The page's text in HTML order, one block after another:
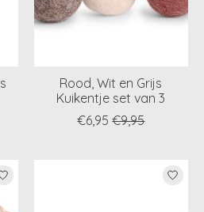
Rood, Wit en Grijs
Kuikentje set van 3
€6,95 €9,95